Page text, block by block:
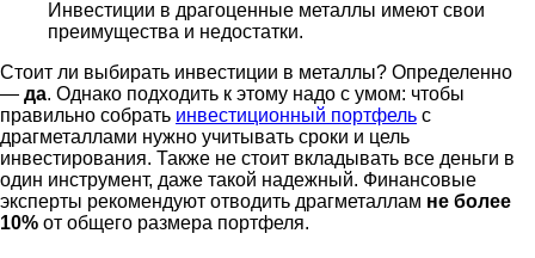
Инвестиции в драгоценные металлы имеют свои
преимущества и недостатки.
Стоит ли выбирать инвестиции в металлы? Определенно
— да. Однако подходить к этому надо с умом: чтобы
правильно собрать инвестиционный портфель с
драгметаллами нужно учитывать сроки и цель
инвестирования. Также не стоит вкладывать все деньги в
один инструмент, даже такой надежный. Финансовые
эксперты рекомендуют отводить драгметаллам не более
10% от общего размера портфеля.